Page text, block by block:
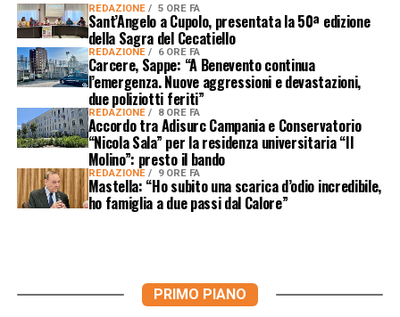
REDAZIONE 5 ORE FA
Sant’Angelo a Cupolo, presentata la 50ª edizione
della Sagra del Cecatiello
REDAZIONE 6 ORE FA
Carcere, Sappe: “A Benevento continua
l’emergenza. Nuove aggressioni e devastazioni,
due poliziotti feriti”
REDAZIONE 8 ORE FA
Accordo tra Adisurc Campania e Conservatorio
“Nicola Sala” per la residenza universitaria “Il
Molino”: presto il bando
REDAZIONE 9 ORE FA
Mastella: “Ho subito una scarica d’odio incredibile,
ho famiglia a due passi dal Calore”
PRIMO PIANO